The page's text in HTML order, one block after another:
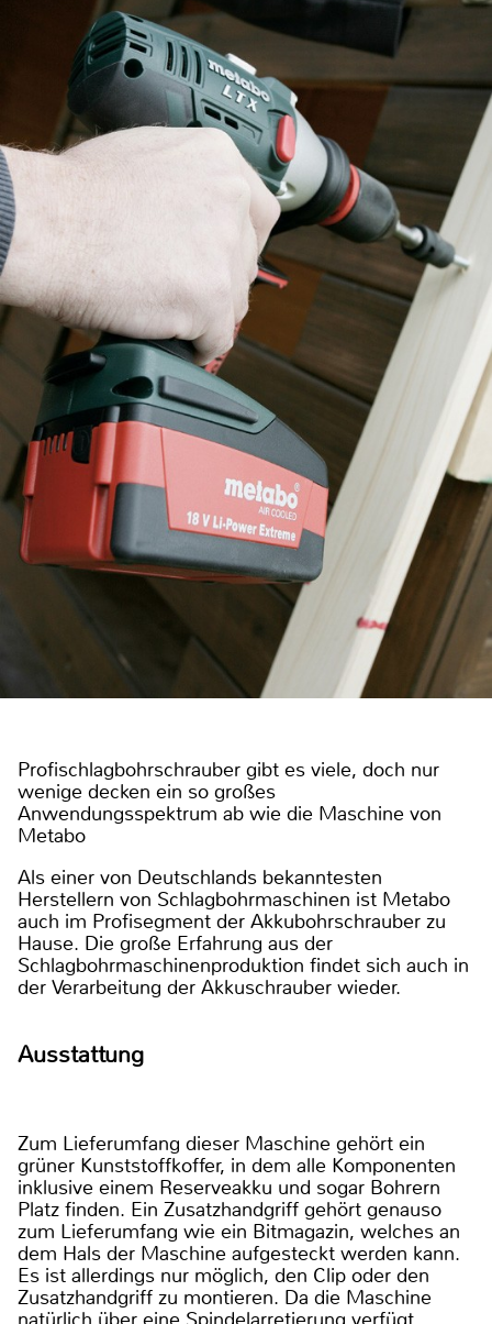
Profischlagbohrschrauber gibt es viele, doch nur
wenige decken ein so großes
Anwendungsspektrum ab wie die Maschine von
Metabo
Als einer von Deutschlands bekanntesten
Herstellern von Schlagbohrmaschinen ist Metabo
auch im Profisegment der Akkubohrschrauber zu
Hause. Die große Erfahrung aus der
Schlagbohrmaschinenproduktion findet sich auch in
der Verarbeitung der Akkuschrauber wieder.
Ausstattung
Zum Lieferumfang dieser Maschine gehört ein
grüner Kunststoffkoffer, in dem alle Komponenten
inklusive einem Reserveakku und sogar Bohrern
Platz finden. Ein Zusatzhandgriff gehört genauso
zum Lieferumfang wie ein Bitmagazin, welches an
dem Hals der Maschine aufgesteckt werden kann.
Es ist allerdings nur möglich, den Clip oder den
Zusatzhandgriff zu montieren. Da die Maschine